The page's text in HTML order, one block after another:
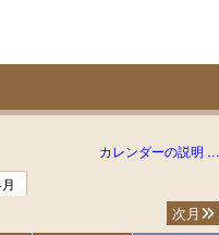
カレンダーの説明 …
次月